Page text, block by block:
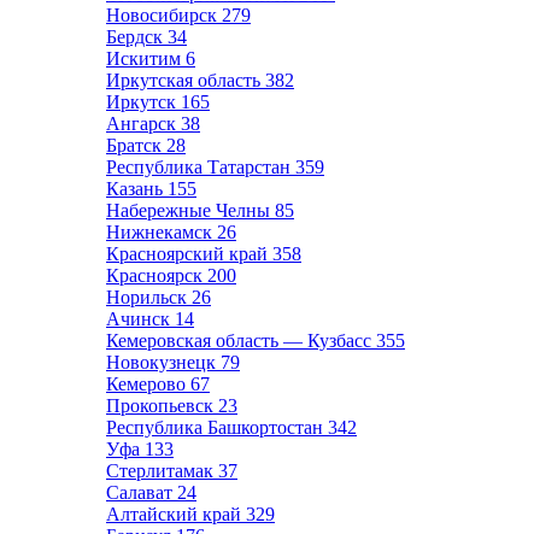
Новосибирск 279
Бердск 34
Искитим 6
Иркутская область 382
Иркутск 165
Ангарск 38
Братск 28
Республика Татарстан 359
Казань 155
Набережные Челны 85
Нижнекамск 26
Красноярский край 358
Красноярск 200
Норильск 26
Ачинск 14
Кемеровская область — Кузбасс 355
Новокузнецк 79
Кемерово 67
Прокопьевск 23
Республика Башкортостан 342
Уфа 133
Стерлитамак 37
Салават 24
Алтайский край 329